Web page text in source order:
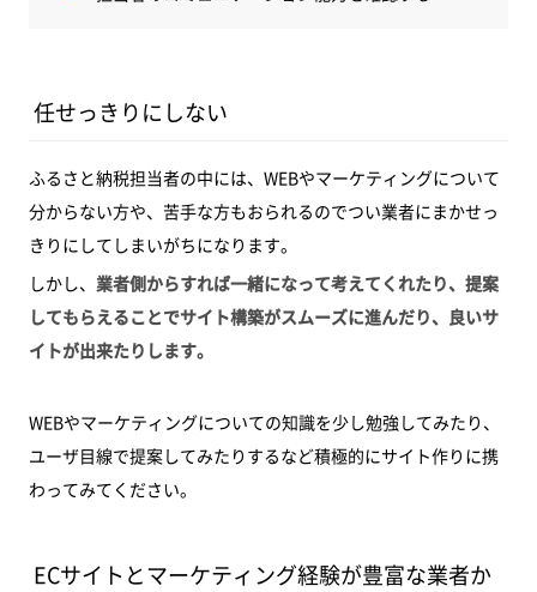
任せっきりにしない
ふるさと納税担当者の中には、WEBやマーケティングについて
分からない方や、苦手な方もおられるのでつい業者にまかせっ
きりにしてしまいがちになります。
しかし、 業者側からすれば一緒になって考えてくれたり、提案
してもらえることでサイト構築がスムーズに進んだり、良いサ
イトが出来たりします。
WEBやマーケティングについての知識を少し勉強してみたり、
ユーザ目線で提案してみたりするなど積極的にサイト作りに携
わってみてください。
ECサイトとマーケティング経験が豊富な業者か